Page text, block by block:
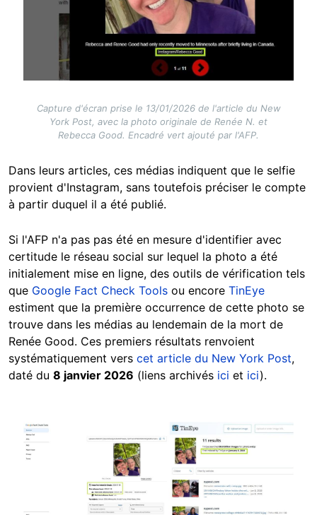
Capture d'écran prise le 13/01/2026 de l'article du New
York Post, avec la photo originale de Renée N. et
Rebecca Good. Encadré vert ajouté par l'AFP.
Dans leurs articles, ces médias indiquent que le selfie
provient d'Instagram, sans toutefois préciser le compte
à partir duquel il a été publié.
Si l'AFP n'a pas pas été en mesure d'identifier avec
certitude le réseau social sur lequel la photo a été
initialement mise en ligne, des outils de vérification tels
que Google Fact Check Tools ou encore TinEye
estiment que la première occurrence de cette photo se
trouve dans les médias au lendemain de la mort de
Renée Good. Ces premiers résultats renvoient
systématiquement vers cet article du New York Post,
daté du 8 janvier 2026 (liens archivés ici et ici).
Image